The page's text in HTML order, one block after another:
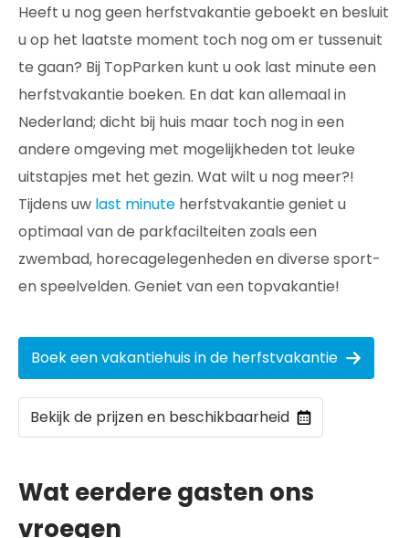
Heeft u nog geen herfstvakantie geboekt en besluit
u op het laatste moment toch nog om er tussenuit
te gaan? Bij TopParken kunt u ook last minute een
herfstvakantie boeken. En dat kan allemaal in
Nederland; dicht bij huis maar toch nog in een
andere omgeving met mogelijkheden tot leuke
uitstapjes met het gezin. Wat wilt u nog meer?!
Tijdens uw last minute herfstvakantie geniet u
optimaal van de parkfacilteiten zoals een
zwembad, horecagelegenheden en diverse sport-
en speelvelden. Geniet van een topvakantie!
Boek een vakantiehuis in de herfstvakantie
Bekijk de prijzen en beschikbaarheid
Wat eerdere gasten ons
vroegen